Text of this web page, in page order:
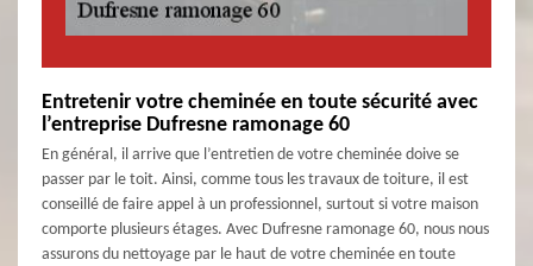
Entretenir votre cheminée en toute sécurité avec
l’entreprise Dufresne ramonage 60
En général, il arrive que l’entretien de votre cheminée doive se
passer par le toit. Ainsi, comme tous les travaux de toiture, il est
conseillé de faire appel à un professionnel, surtout si votre maison
comporte plusieurs étages. Avec Dufresne ramonage 60, nous nous
assurons du nettoyage par le haut de votre cheminée en toute